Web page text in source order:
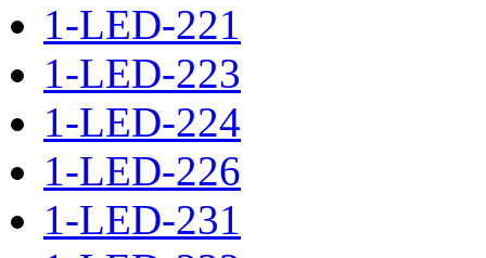
1-LED-221
1-LED-223
1-LED-224
1-LED-226
1-LED-231